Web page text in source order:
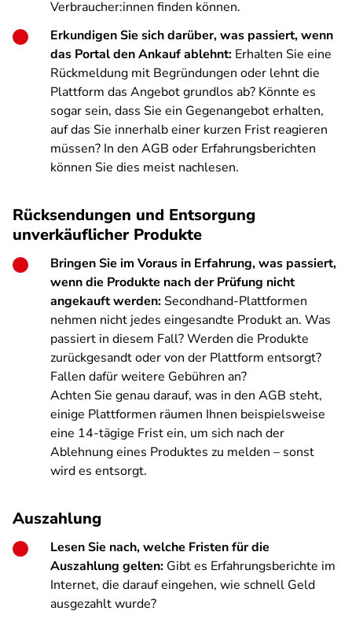
Verbraucher:innen finden können.
Erkundigen Sie sich darüber, was passiert, wenn
das Portal den Ankauf ablehnt: Erhalten Sie eine
Rückmeldung mit Begründungen oder lehnt die
Plattform das Angebot grundlos ab? Könnte es
sogar sein, dass Sie ein Gegenangebot erhalten,
auf das Sie innerhalb einer kurzen Frist reagieren
müssen? In den AGB oder Erfahrungsberichten
können Sie dies meist nachlesen.
Rücksendungen und Entsorgung
unverkäuflicher Produkte
Bringen Sie im Voraus in Erfahrung, was passiert,
wenn die Produkte nach der Prüfung nicht
angekauft werden: Secondhand-Plattformen
nehmen nicht jedes eingesandte Produkt an. Was
passiert in diesem Fall? Werden die Produkte
zurückgesandt oder von der Plattform entsorgt?
Fallen dafür weitere Gebühren an?
Achten Sie genau darauf, was in den AGB steht,
einige Plattformen räumen Ihnen beispielsweise
eine 14-tägige Frist ein, um sich nach der
Ablehnung eines Produktes zu melden – sonst
wird es entsorgt.
Auszahlung
Lesen Sie nach, welche Fristen für die
Auszahlung gelten: Gibt es Erfahrungsberichte im
Internet, die darauf eingehen, wie schnell Geld
ausgezahlt wurde?